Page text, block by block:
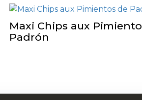
Maxi Chips aux
Padrón